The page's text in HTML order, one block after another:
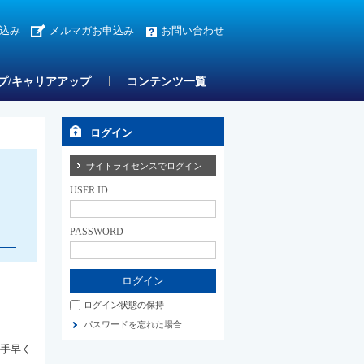
み メルマガお申込み お問い合わせ
/キャリアアップ コンテンツ一覧
早く
ログイン
サイトライセンスでログイン
USER ID
PASSWORD
ログイン状態の保持
パスワードを忘れた場合